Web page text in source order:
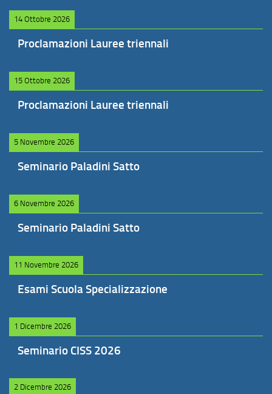
14 Ottobre 2026
Proclamazioni Lauree triennali
15 Ottobre 2026
Proclamazioni Lauree triennali
5 Novembre 2026
Seminario Paladini Satto
6 Novembre 2026
Seminario Paladini Satto
11 Novembre 2026
Esami Scuola Specializzazione
1 Dicembre 2026
Seminario CISS 2026
2 Dicembre 2026